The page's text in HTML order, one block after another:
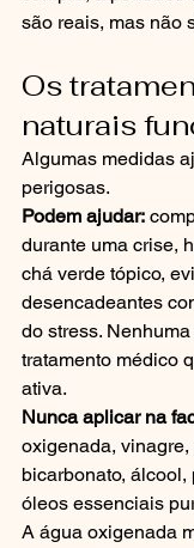
são reais, mas não
Os
naturais
Algumas medidas
perigosas.
Podem ajudar:
durante uma crise,
chá verde tópico,
desencadeantes
do stress.
tratamento médico
ativa.
Nunca aplicar na
oxigenada, vinagre,
bicarbonato, álcool,
óleos essenciais
A água oxigenada